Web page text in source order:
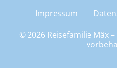
Impressum
© 2026 Reisefamilie Mäx